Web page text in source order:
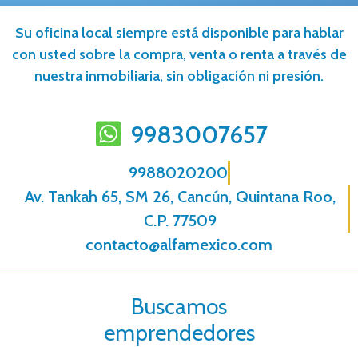
Su oficina local siempre está disponible para hablar
con usted sobre la compra, venta o renta a través de
nuestra inmobiliaria, sin obligación ni presión.
9983007657
9988020200
Av. Tankah 65, SM 26, Cancún, Quintana Roo,
C.P. 77509
contacto@alfamexico.com
Buscamos
emprendedores